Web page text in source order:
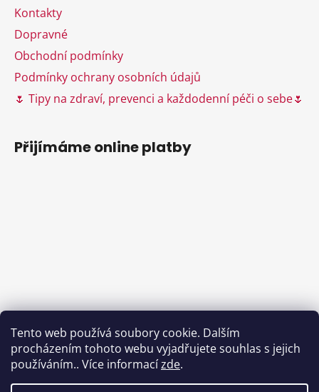
Tento web používá soubory cookie. Dalším
procházením tohoto webu vyjadřujete souhlas s jejich
používáním.. Více informacízde.
s
u
Kontakty
Dopravné
Obchodní podmínky
Podmínky ochrany osobních údajů
🌷 Tipy na zdraví, prevenci a každodenní péči o sebe🌷
Přijímáme online platby